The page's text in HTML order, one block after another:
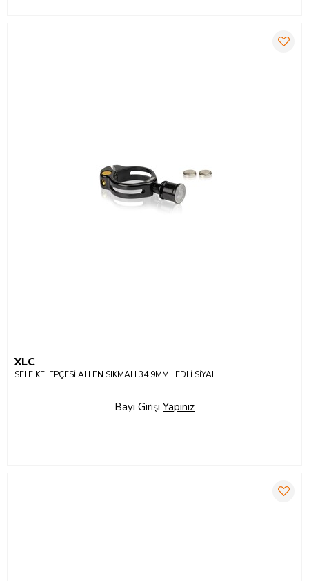
XLC
SELE KELEPÇESİ ALLEN SIKMALI 34.9MM LEDLİ SİYAH
Bayi Girişi Yapınız